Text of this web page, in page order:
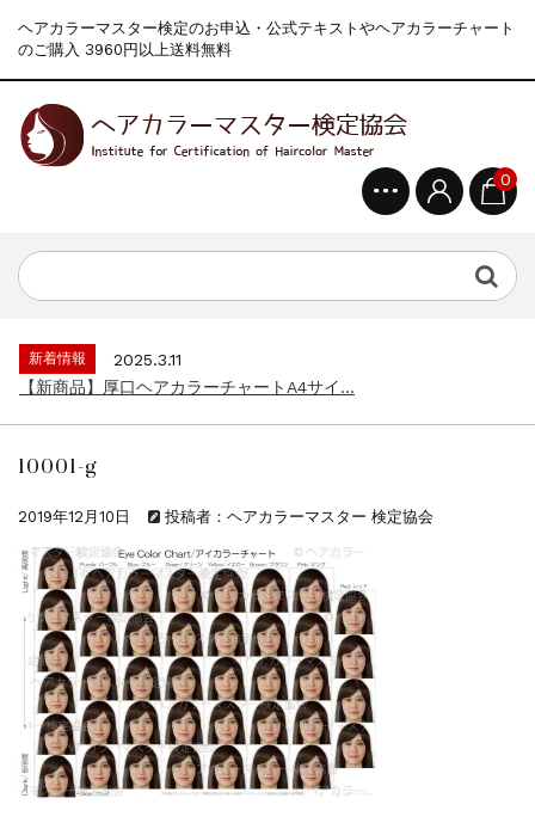
ヘアカラーマスター検定のお申込・公式テキストやヘアカラーチャート
のご購入 3960円以上送料無料
0
一部ヘアカラーチャートのお値引きを行いま...
新着情報
2026.7.1
新着情報
2025.3.11
【新商品】厚口ヘアカラーチャートA4サイ...
新着情報
新着情報
一部ヘアカラーチャートのお値引きを行いま...
新着情報
2026.7.1
2026年度夏季・シルバーウィーク休業の...
新着情報
2025.3.11
【新商品】厚口ヘアカラーチャートA4サイ...
新着情報
2024.7.2
9月24日頃よりオンラインショップの送料...
新着情報
2024.4.10
在庫処分セールのお知らせ【なくなり次第終...
10001-g
2019年12月10日 投稿者：ヘアカラーマスター 検定協会